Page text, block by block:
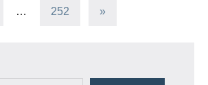
… 252
Articles
»